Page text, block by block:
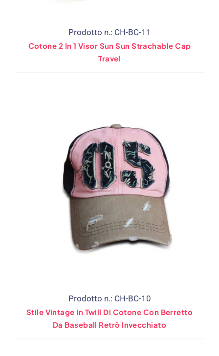
Prodotto n.: CH-BC-11
Cotone 2 In 1 Visor Sun Sun Strachable Cap
Travel
Prodotto n.: CH-BC-10
Stile Vintage In Twill Di Cotone Con Berretto
Da Baseball Retrò Invecchiato